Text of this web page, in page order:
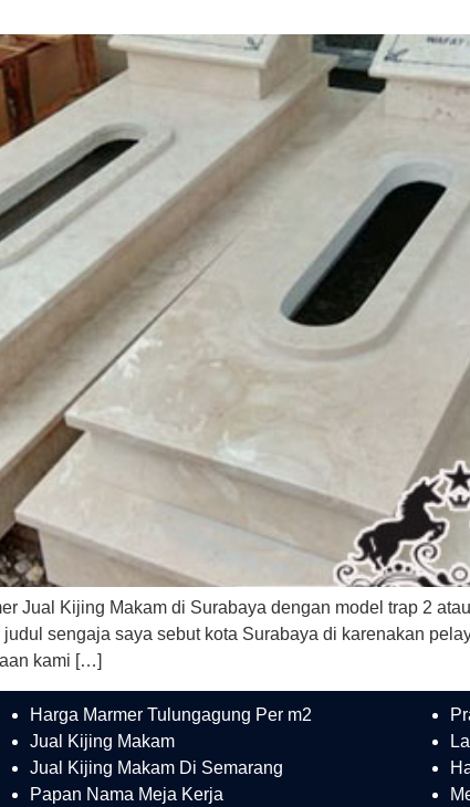
Jual Kijing Makam di Surabaya dengan model trap 2
sengaja saya sebut kota Surabaya di karenakan
kami […]
Harga Marmer Tulungagung Per m2
Jual Kijing Makam
Jual Kijing Makam Di Semarang
Papan Nama Meja Kerja